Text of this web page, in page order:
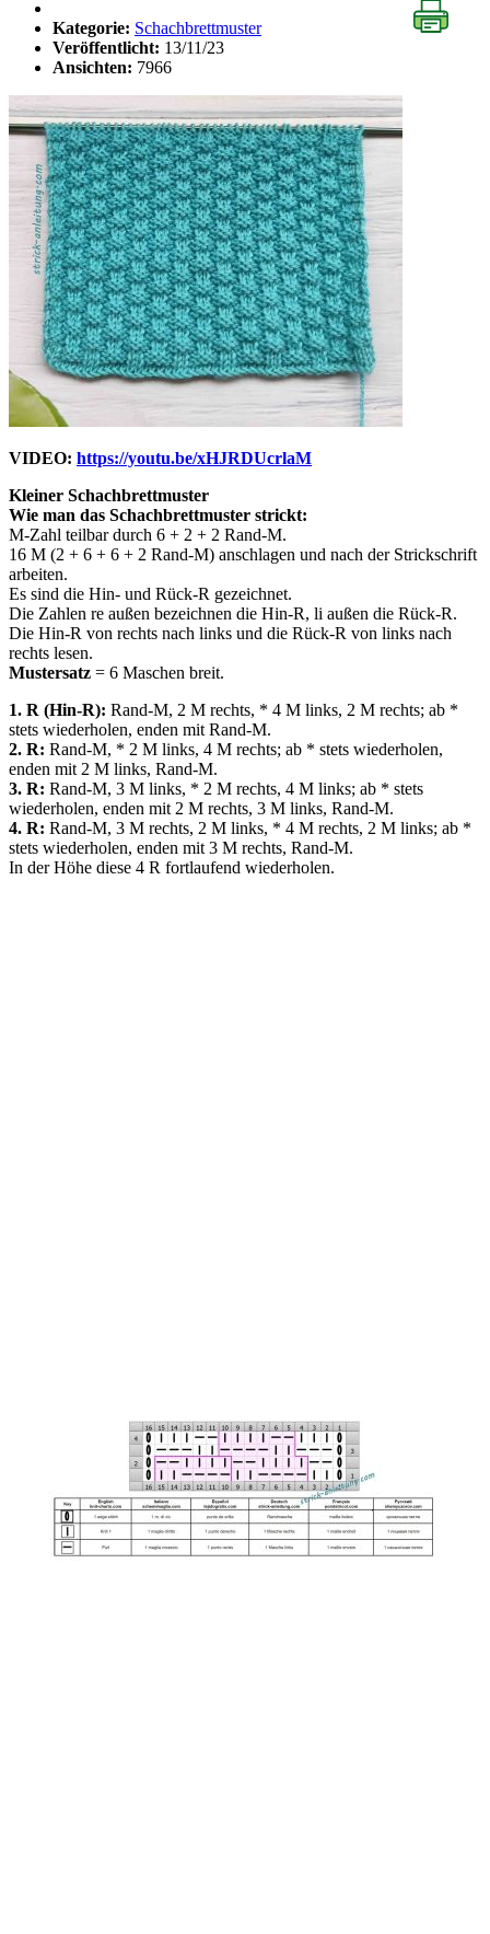
Kategorie: Schachbrettmuster
Veröffentlicht: 13/11/23
Ansichten: 7966
VIDEO: https://youtu.be/xHJRDUcrlaM
Kleiner Schachbrettmuster
Wie man das Schachbrettmuster strickt:
M-Zahl teilbar durch 6 + 2 + 2 Rand-M.
16 M (2 + 6 + 6 + 2 Rand-M) anschlagen und nach der Strickschrift
arbeiten.
Es sind die Hin- und Rück-R gezeichnet.
Die Zahlen re außen bezeichnen die Hin-R, li außen die Rück-R.
Die Hin-R von rechts nach links und die Rück-R von links nach
rechts lesen.
Mustersatz = 6 Maschen breit.
1. R (Hin-R): Rand-M, 2 M rechts, * 4 M links, 2 M rechts; ab *
stets wiederholen, enden mit Rand-M.
2. R: Rand-M, * 2 M links, 4 M rechts; ab * stets wiederholen,
enden mit 2 M links, Rand-M.
3. R: Rand-M, 3 M links, * 2 M rechts, 4 M links; ab * stets
wiederholen, enden mit 2 M rechts, 3 M links, Rand-M.
4. R: Rand-M, 3 M rechts, 2 M links, * 4 M rechts, 2 M links; ab *
stets wiederholen, enden mit 3 M rechts, Rand-M.
In der Höhe diese 4 R fortlaufend wiederholen.